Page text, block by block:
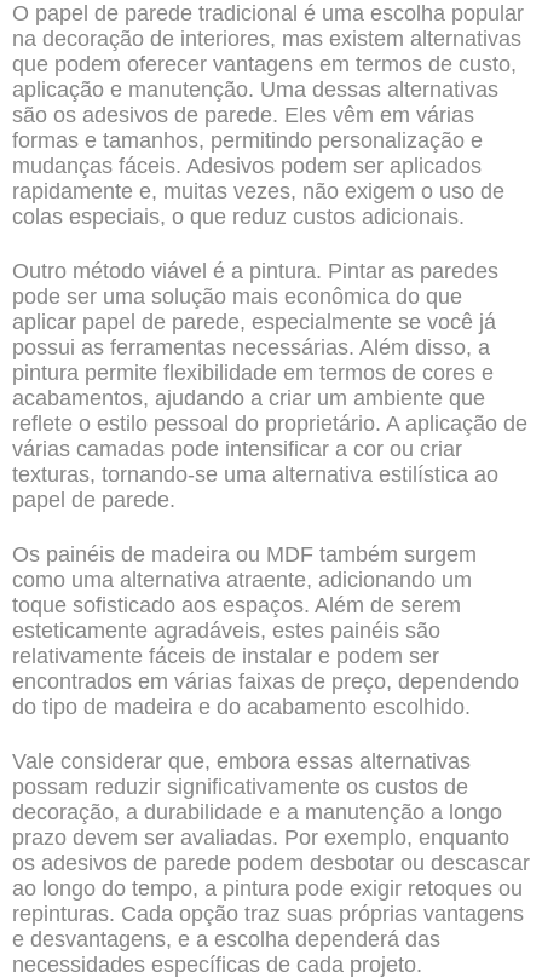
O papel de parede tradicional é uma escolha popular
na decoração de interiores, mas existem alternativas
que podem oferecer vantagens em termos de custo,
aplicação e manutenção. Uma dessas alternativas
são os adesivos de parede. Eles vêm em várias
formas e tamanhos, permitindo personalização e
mudanças fáceis. Adesivos podem ser aplicados
rapidamente e, muitas vezes, não exigem o uso de
colas especiais, o que reduz custos adicionais.
Outro método viável é a pintura. Pintar as paredes
pode ser uma solução mais econômica do que
aplicar papel de parede, especialmente se você já
possui as ferramentas necessárias. Além disso, a
pintura permite flexibilidade em termos de cores e
acabamentos, ajudando a criar um ambiente que
reflete o estilo pessoal do proprietário. A aplicação de
várias camadas pode intensificar a cor ou criar
texturas, tornando-se uma alternativa estilística ao
papel de parede.
Os painéis de madeira ou MDF também surgem
como uma alternativa atraente, adicionando um
toque sofisticado aos espaços. Além de serem
esteticamente agradáveis, estes painéis são
relativamente fáceis de instalar e podem ser
encontrados em várias faixas de preço, dependendo
do tipo de madeira e do acabamento escolhido.
Vale considerar que, embora essas alternativas
possam reduzir significativamente os custos de
decoração, a durabilidade e a manutenção a longo
prazo devem ser avaliadas. Por exemplo, enquanto
os adesivos de parede podem desbotar ou descascar
ao longo do tempo, a pintura pode exigir retoques ou
repinturas. Cada opção traz suas próprias vantagens
e desvantagens, e a escolha dependerá das
necessidades específicas de cada projeto.